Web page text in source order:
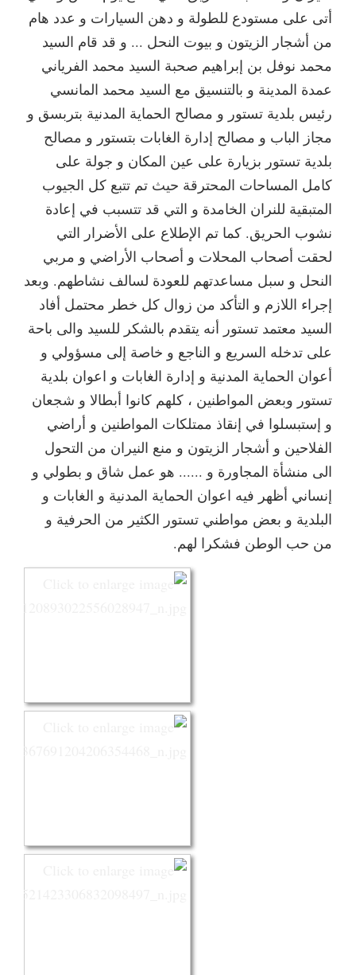
أتى على مستودع للطولة و دهن السيارات و عدد هام
من أشجار الزيتون و بيوت النحل ... و قد قام السيد
محمد نوفل بن إبراهيم صحبة السيد محمد الفرياني
عمدة المدينة و بالتنسيق مع السيد محمد المانسي
رئيس بلدية تستور و مصالح الحماية المدنية بتربسق و
مجاز الباب و مصالح إدارة الغابات بتستور و مصالح
بلدية تستور بزيارة على عين المكان و جولة على
كامل المساحات المحترقة حيث تم تتبع كل الجيوب
المتبقية للنران الخامدة و التي قد تتسبب في إعادة
نشوب الحريق. كما تم الإطلاع على الأضرار التي
لحقت أصحاب المحلات و أصحاب الأراضي و مربي
النحل و سبل مساعدتهم للعودة لسالف نشاطهم. وبعد
إجراء اللازم و التأكد من زوال كل خطر محتمل أفاد
السيد معتمد تستور أنه يتقدم بالشكر للسيد والى باحة
على تدخله السريع و الناجع و خاصة إلى مسؤولي و
أعوان الحماية المدنية و إدارة الغابات و اعوان بلدية
تستور وبعض المواطنين ، كلهم كانوا أبطالا و شجعان
و إستبسلوا في إنقاذ ممتلكات المواطنين و أراضي
الفلاحين و أشجار الزيتون و منع النيران من التحول
الى منشأة المجاورة و ...... هو عمل شاق و بطولي و
إنساني أظهر فيه اعوان الحماية المدنية و الغابات و
البلدية و بعض مواطني تستور الكثير من الحرفية و
من حب الوطن فشكرا لهم.